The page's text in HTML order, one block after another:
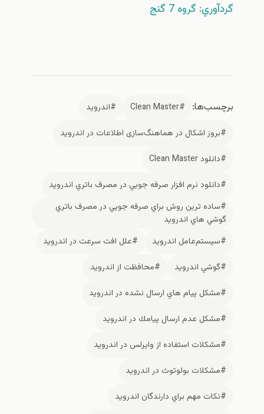
گردآوري: گروه 7 گنج
برچسب‌ها: #Clean Master
#اندرويد
#بروز اشکال در هماهنگ‌سازی اطلاعات در اندرويد
#دانلود Clean Master
#دانلود نرم افزار صرفه جويي در مصرف باتري اندرويد
#ساده ترين روش براي صرفه جويي در مصرف باتري
گوشي هاي اندرويد
#سیستم‌عامل اندروید
#علل افت سرعت در اندرويد
#گوشي اندرويد
#محافظت از اندرويد
#مشكل پيام هاي ارسال نشده در اندرويد
#مشكل عدم ارسال پيامك در اندرويد
#مشكلات استفاده از وايرلس در اندرويد
#مشكلات بولوتوث در اندرويد
#نكات مهم براي دارندگان اندرويد